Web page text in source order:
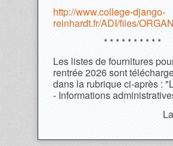
http://www.college-django-
reinhardt.fr/ADI/files/
* * * * * * * * * *
Les listes de fournitures
rentrée 2026 sont
dans la rubrique ci-après :
- Informations